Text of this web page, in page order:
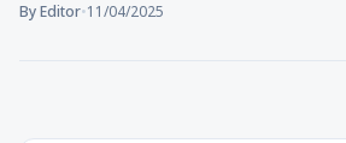
By Editor•11/04/2025